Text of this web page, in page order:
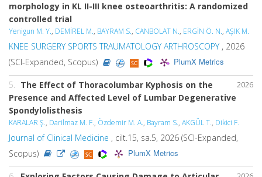
morphology in KL II-III knee osteoarthritis: A randomized
controlled trial
Yenigun M. Y., DEMİREL M., BAYRAM S., CANBOLAT N., ERGİN Ö. N., AŞIK M.
KNEE SURGERY SPORTS TRAUMATOLOGY ARTHROSCOPY , 2026
(SCI-Expanded, Scopus)
PlumX Metrics
2026
5. The Effect of Thoracolumbar Kyphosis on the
Presence and Affected Level of Lumbar Degenerative
Spondylolisthesis
KARALAR Ş., Darilmaz M. F., Özdemir M. A., Bayram S., AKGÜL T., Dikici F.
Journal of Clinical Medicine , cilt.15, sa.5, 2026 (SCI-Expanded,
Scopus)
PlumX Metrics